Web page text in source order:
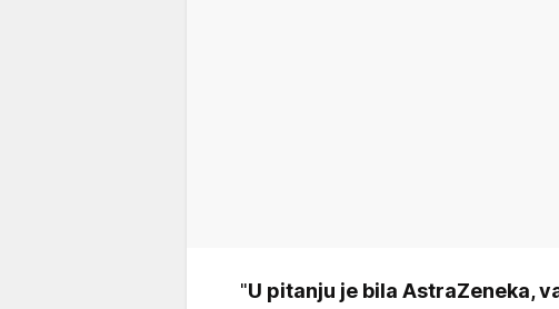
"U pitanju je bila AstraZeneka,